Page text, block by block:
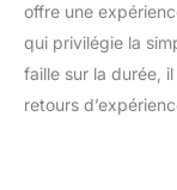
offre une
qui privilégie la
faille sur la durée,
retours